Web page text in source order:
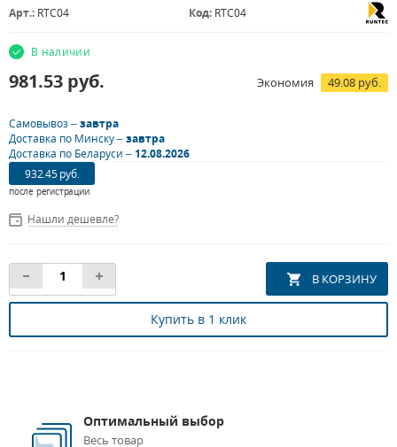
Арт.: RTC04 Код: RTC04
В наличии
981.53 руб. Экономия 49.08 руб.
Самовывоз –завтра
Доставка по Минску –завтра
Доставка по Беларуси –12.08.2026
932.45 руб.
после регистрации
Нашли дешевле?
Купить в 1 клик
Оптимальный выбор
Весь товар